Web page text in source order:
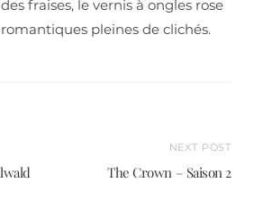
fraises, le vernis à ongles rose
pleines de clichés.
NEXT POST
The Crown – Saison 2